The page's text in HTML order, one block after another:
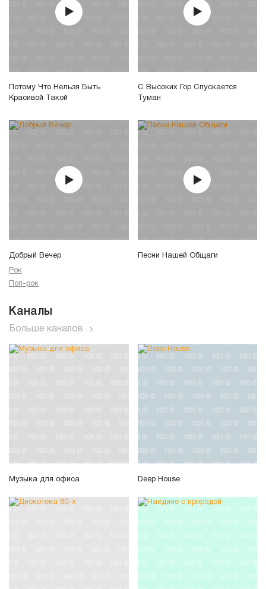
Потому Что Нельзя Быть
Красивой Такой
С Высоких Гор Спускается
Туман
Добрый Вечер
Рок
Поп-рок
Песни Нашей Общаги
Каналы
Больше каналов
Музыка для офиса Deep House